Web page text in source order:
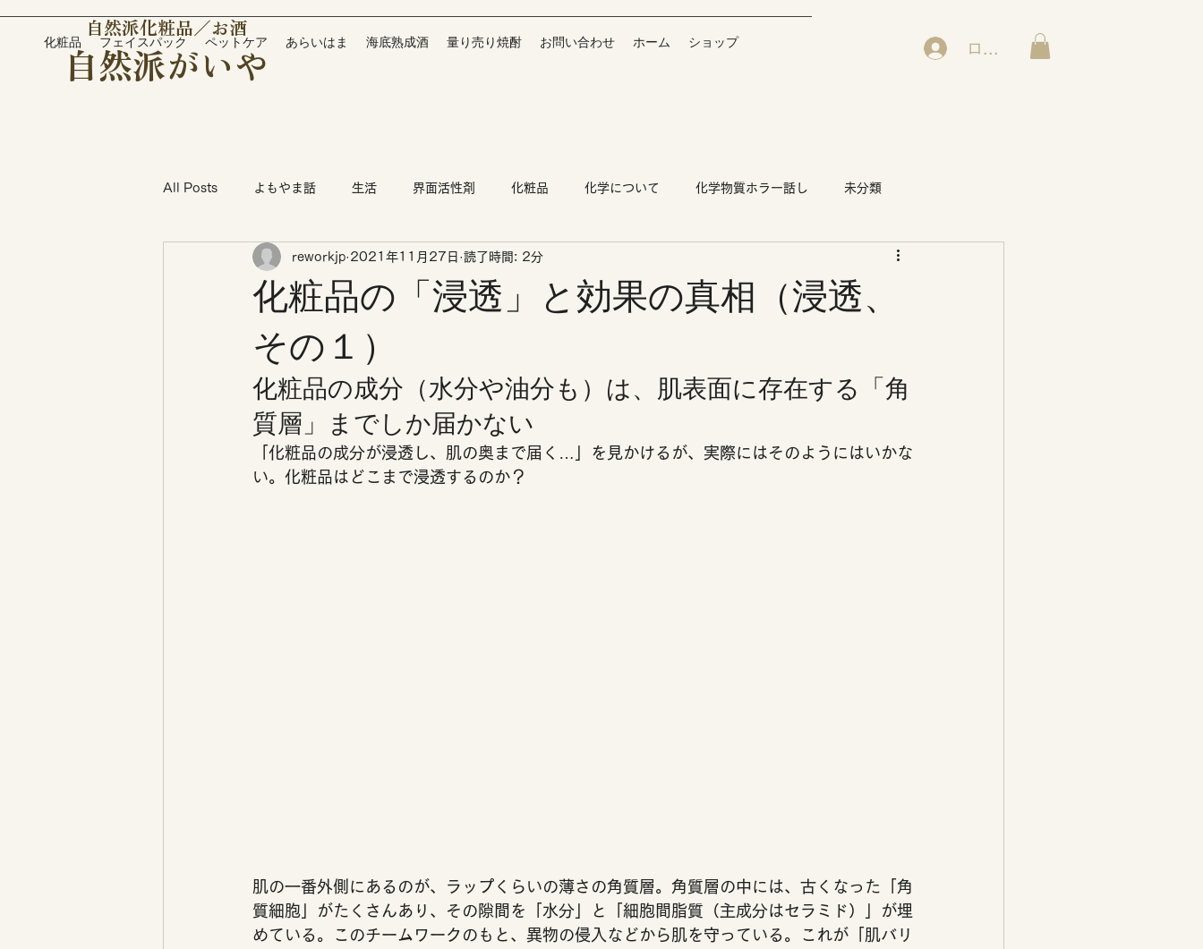
自然派化粧品／お酒
自然派がいや
化粧品 フェイスパック ペットケア あらいはま 海底熟成酒 量り売り焼酎 お問い合わせ ホーム ショップ ログイン
All Posts よもやま話 生活 界面活性剤 化粧品 化学について 化学物質ホラー話し 未分類
お酒のブログ 化粧品のブログ
化粧品の「浸透」と効果の真相（浸透、
その１）
reworkjp 2021年11月27日 読了時間: 2分
化粧品の成分（水分や油分も）は、肌表面に存在する「角
質層」までしか届かない
「化粧品の成分が浸透し、肌の奥まで届く…」を見かけるが、実際にはそのようにはいかな
い。化粧品はどこまで浸透するのか？
肌の一番外側にあるのが、ラップくらいの薄さの角質層。角質層の中には、古くなった「角
質細胞」がたくさんあり、その隙間を「水分」と「細胞間脂質（主成分はセラミド）」が埋
めている。このチームワークのもと、異物の侵入などから肌を守っている。これが「肌バリ